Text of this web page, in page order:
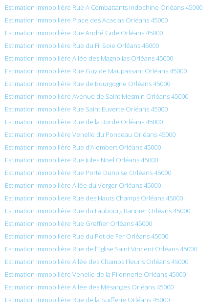
Estimation immobilière Rue A Combattants Indochine Orléans 45000
Estimation immobilière Place des Acacias Orléans 45000
Estimation immobilière Rue André Gide Orléans 45000
Estimation immobilière Rue du Fil Soie Orléans 45000
Estimation immobilière Allée des Magnolias Orléans 45000
Estimation immobilière Rue Guy de Maupassant Orléans 45000
Estimation immobilière Rue de Bourgogne Orléans 45000
Estimation immobilière Avenue de Saint Mesmin Orléans 45000
Estimation immobilière Rue Saint Euverte Orléans 45000
Estimation immobilière Rue de la Borde Orléans 45000
Estimation immobilière Venelle du Ponceau Orléans 45000
Estimation immobilière Rue d’Alembert Orléans 45000
Estimation immobilière Rue Jules Noel Orléans 45000
Estimation immobilière Rue Porte Dunoise Orléans 45000
Estimation immobilière Allée du Verger Orléans 45000
Estimation immobilière Rue des Hauts Champs Orléans 45000
Estimation immobilière Rue du Faubourg Bannier Orléans 45000
Estimation immobilière Rue Greffier Orléans 45000
Estimation immobilière Rue du Pot de Fer Orléans 45000
Estimation immobilière Rue de l’Église Saint Vincent Orléans 45000
Estimation immobilière Allée des Champs Fleuris Orléans 45000
Estimation immobilière Venelle de la Pilonnerie Orléans 45000
Estimation immobilière Allée des Mésanges Orléans 45000
Estimation immobilière Rue de la Suifferie Orléans 45000